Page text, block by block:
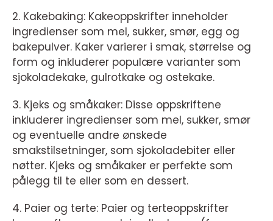
2. Kakebaking: Kakeoppskrifter inneholder
ingredienser som mel, sukker, smør, egg og
bakepulver. Kaker varierer i smak, størrelse og
form og inkluderer populære varianter som
sjokoladekake, gulrotkake og ostekake.
3. Kjeks og småkaker: Disse oppskriftene
inkluderer ingredienser som mel, sukker, smør
og eventuelle andre ønskede
smakstilsetninger, som sjokoladebiter eller
nøtter. Kjeks og småkaker er perfekte som
pålegg til te eller som en dessert.
4. Paier og terte: Paier og terteoppskrifter